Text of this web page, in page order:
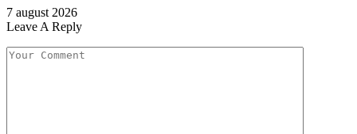
7 august 2026
Leave A Reply